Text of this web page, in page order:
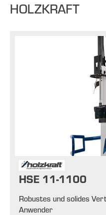
HOLZKRAFT
HSE 11-1100
Robustes und solides
Anwender